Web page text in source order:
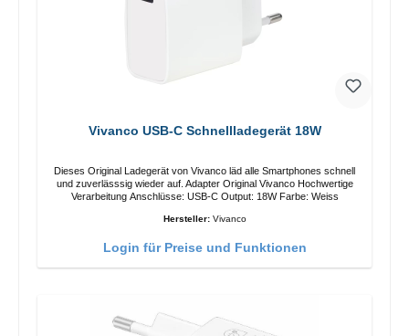
Vivanco USB-C Schnellladegerät 18W
Dieses Original Ladegerät von Vivanco läd alle Smartphones schnell
und zuverlässsig wieder auf. Adapter Original Vivanco Hochwertige
Verarbeitung Anschlüsse: USB-C Output: 18W Farbe: Weiss
Hersteller: Vivanco
Login für Preise und Funktionen